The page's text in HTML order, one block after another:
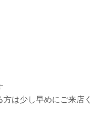
は少し早めにご来店く